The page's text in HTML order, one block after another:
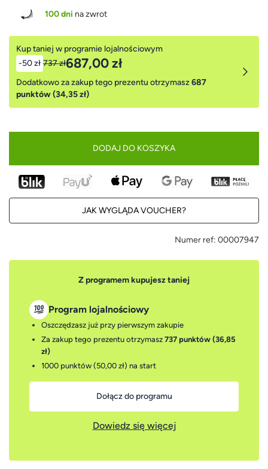
100 dni na zwrot
Kup taniej w programie lojalnościowym
-50 zł 737 zł687,00 zł
Dodatkowo za zakup tego prezentu otrzymasz687
punktów (34,35 zł)
DODAJ DO KOSZYKA
JAK WYGLĄDA VOUCHER?
Numer ref: 00007947
Z programem kupujesz taniej
Program lojalnościowy
Oszczędzasz już przy pierwszym zakupie
Za zakup tego prezentu otrzymasz 737 punktów (36,85
zł)
1000 punktów (50,00 zł) na start
Dołącz do programu
Dowiedz się więcej